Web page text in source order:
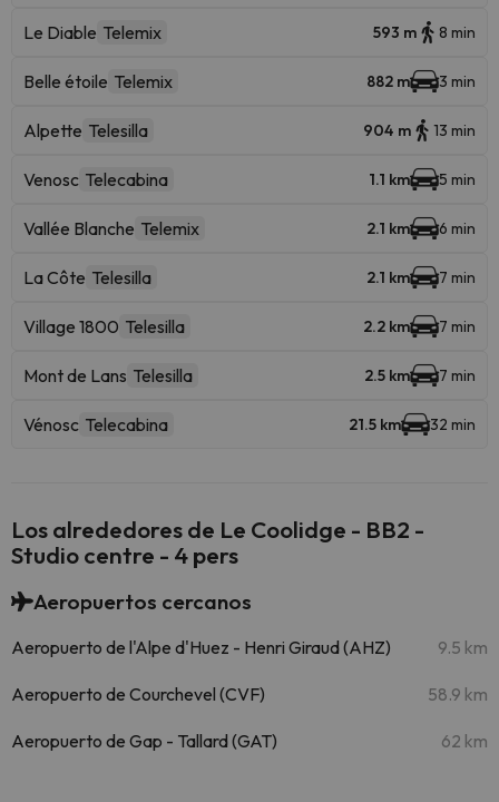
Le Diable Telemix 593 m 8 min
Belle étoile Telemix 882 m 3 min
Alpette Telesilla 904 m 13 min
Venosc Telecabina 1.1 km 5 min
Vallée Blanche Telemix 2.1 km 6 min
La Côte Telesilla 2.1 km 7 min
Village 1800 Telesilla 2.2 km 7 min
Mont de Lans Telesilla 2.5 km 7 min
Vénosc Telecabina 21.5 km 32 min
Los alrededores de Le Coolidge - BB2 -
Studio centre - 4 pers
Aeropuertos cercanos
Aeropuerto de l'Alpe d'Huez - Henri Giraud (AHZ) 9.5 km
Aeropuerto de Courchevel (CVF) 58.9 km
Aeropuerto de Gap - Tallard (GAT) 62 km